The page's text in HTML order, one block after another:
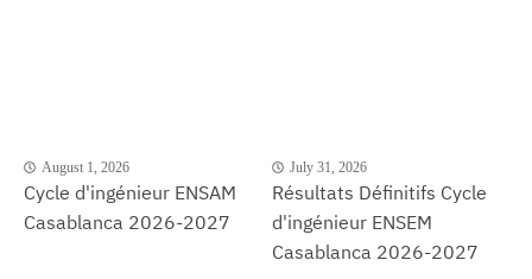
August 1, 2026
Cycle d'ingénieur ENSAM
Casablanca 2026-2027
July 31, 2026
Résultats Définitifs Cycle
d'ingénieur ENSEM
Casablanca 2026-2027